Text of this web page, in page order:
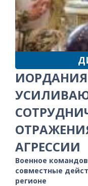
АГРЕССИИ
Военное
совместные
регионе